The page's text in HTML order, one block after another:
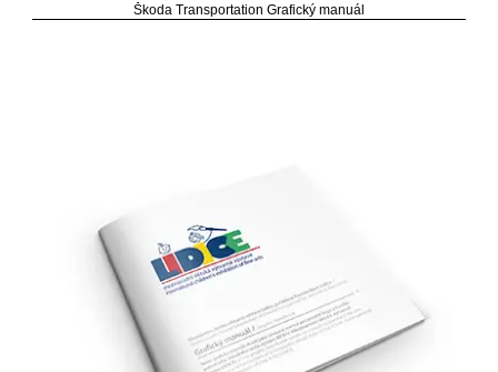
Škoda Transportation Grafický manuál